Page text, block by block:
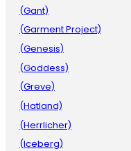
(Gant)
(Garment Project)
(Genesis)
(Goddess)
(Greve)
(Hatland)
(Herrlicher)
(Iceberg)